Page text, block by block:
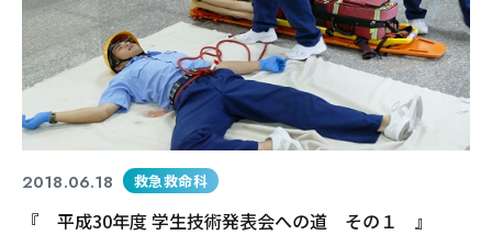
2018.06.18 救急救命科
『 平成30年度 学生技術発表会への道 その１ 』